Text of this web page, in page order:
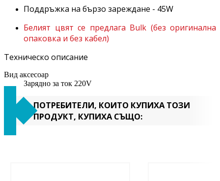
Поддръжка на бързо зареждане - 45W
Белият цвят се предлага Bulk (без оригинална
опаковка и без кабел)
Техническо описание
Вид аксесоар
Зарядно за ток 220V
ПОТРЕБИТЕЛИ, КОИТО КУПИХА ТОЗИ
ПРОДУКТ, КУПИХА СЪЩО: